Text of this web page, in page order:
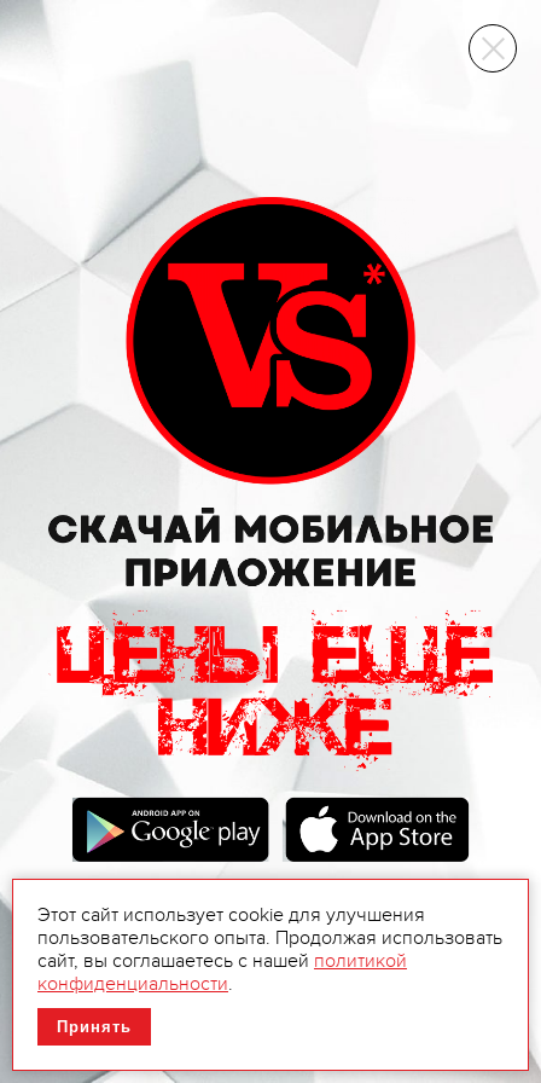
ВИННЫЙ СКЛАД
Этот сайт использует cookie для улучшения
пользовательского опыта. Продолжая использовать
сайт, вы соглашаетесь с нашей политикой
конфиденциальности.
Принять